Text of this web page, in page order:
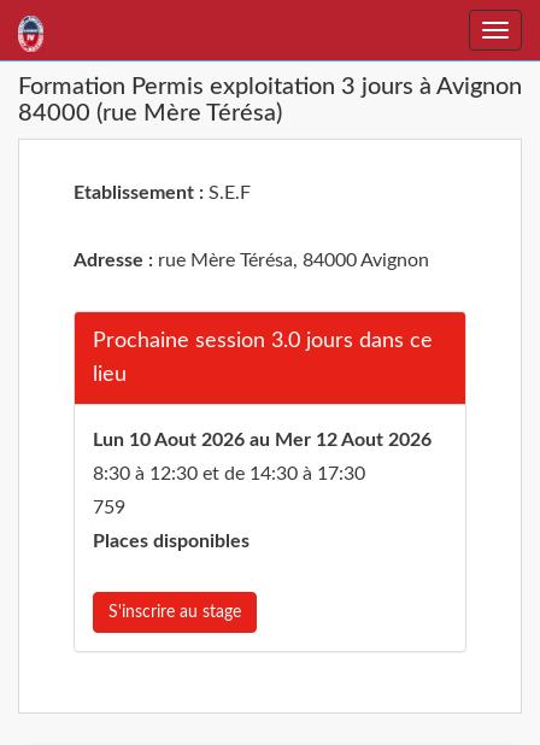
Toggle
Formation Permis exploitation 3 jours à Avignon
84000 (rue Mère Térésa)
Etablissement : S.E.F
Adresse : rue Mère Térésa, 84000 Avignon
Prochaine session 3.0 jours dans ce
lieu
Lun 10 Aout 2026 au Mer 12 Aout 2026
8:30 à 12:30 et de 14:30 à 17:30
759
Places disponibles
S'inscrire au stage